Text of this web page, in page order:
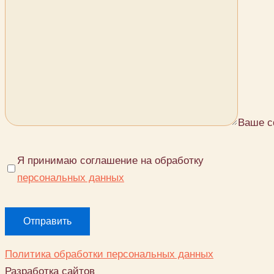
Ваше
Я принимаю соглашение на обработку
персональных данных
Политика обработки персональных данных
Разработка сайтов